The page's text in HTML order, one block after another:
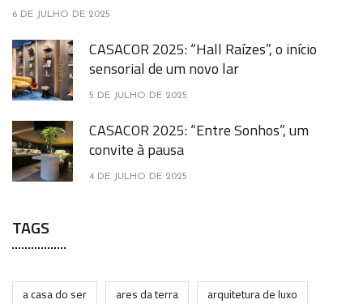
6 DE JULHO DE 2025
CASACOR 2025: “Hall Raízes”, o início
sensorial de um novo lar
5 DE JULHO DE 2025
CASACOR 2025: “Entre Sonhos”, um
convite à pausa
4 DE JULHO DE 2025
TAGS
a casa do ser ares da terra
arquitetura de luxo